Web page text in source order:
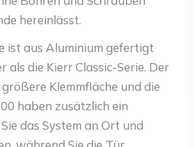
ist aus Aluminium gefertigt
als die Kierr Classic-Serie. Der
Klemmfläche und die
haben zusätzlich ein
das System an Ort und